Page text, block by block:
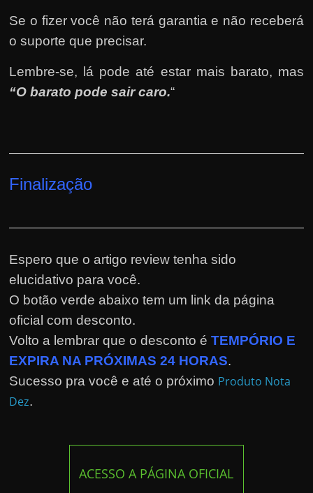
Se o fizer você não terá garantia e não receberá
o suporte que precisar.
Lembre-se, lá pode até estar mais barato, mas
“O barato pode sair caro.“
Finalização
Espero que o artigo review tenha sido
elucidativo para você.
O botão verde abaixo tem um link da página
oficial com desconto.
Volto a lembrar que o desconto éTEMPÓRIO E
EXPIRA NA PRÓXIMAS 24 HORAS.
Sucesso pra você e até o próximo Produto Nota
Dez.
ACESSO A PÁGINA OFICIAL